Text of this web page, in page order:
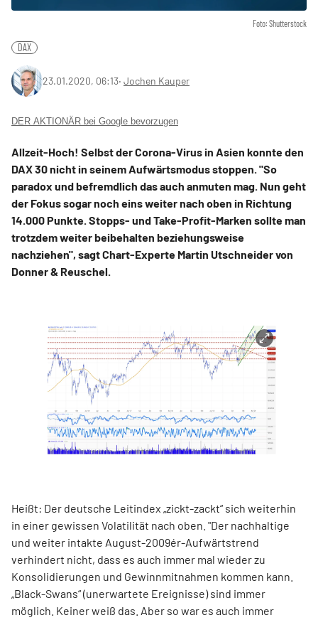
Foto: Shutterstock
DAX
23.01.2020, 06:13‧ Jochen Kauper
DER AKTIONÄR bei Google bevorzugen
Allzeit-Hoch! Selbst der Corona-Virus in Asien konnte den
DAX 30 nicht in seinem Aufwärtsmodus stoppen. "So
paradox und befremdlich das auch anmuten mag. Nun geht
der Fokus sogar noch eins weiter nach oben in Richtung
14.000 Punkte. Stopps- und Take-Profit-Marken sollte man
trotzdem weiter beibehalten beziehungsweise
nachziehen", sagt Chart-Experte Martin Utschneider von
Donner & Reuschel.
Heißt: Der deutsche Leitindex „zickt-zackt“ sich weiterhin
in einer gewissen Volatilität nach oben. "Der nachhaltige
und weiter intakte August-2009ér-Aufwärtstrend
verhindert nicht, dass es auch immer mal wieder zu
Konsolidierungen und Gewinnmitnahmen kommen kann.
„Black-Swans“ (unerwartete Ereignisse) sind immer
möglich. Keiner weiß das. Aber so war es auch immer